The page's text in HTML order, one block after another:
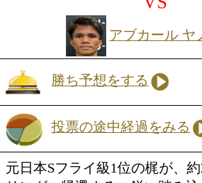
A級初戦を迎える赤井に
ング戦線へ名乗りを上
今年1月の前戦では初回
左右フックで相手に反撃
を披露。一発の威力だけ
断力にも成長を感じさせ
した。タフな相手を前に